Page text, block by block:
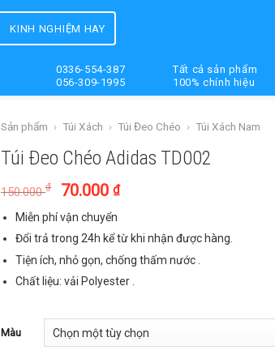
KINH NGHIỆM HAY
0336-554-387
056-309-1995
Tất cả sản phẩm
100% chính hiệu
Sản phẩm › Túi Xách › Túi Đeo Chéo › Túi Xách Nam
Túi Đeo Chéo Adidas TD002
150.000₫ 70.000 ₫
Miễn phí vận chuyển
Đổi trả trong 24h kể từ khi nhận được hàng.
Tiện ích, nhỏ gọn, chống thấm nước .
Chất liệu: vải Polyester .
Màu